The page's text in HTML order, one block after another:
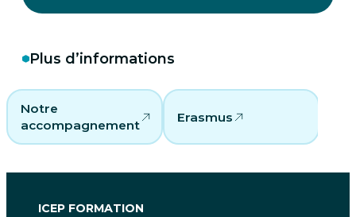
Plus d’informations
Notre
accompagnement
Erasmus
ICEP FORMATION